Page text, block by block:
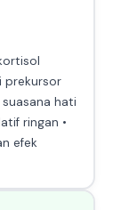
prekursor
hati
ringan •
efek